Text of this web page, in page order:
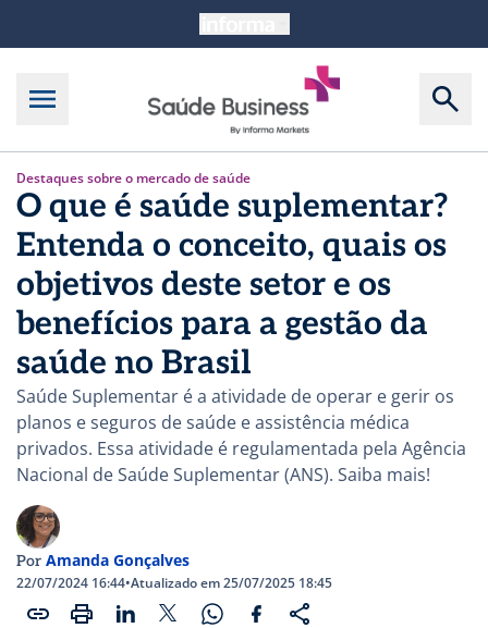
Destaques sobre o mercado de saúde
O que é saúde suplementar?
Entenda o conceito, quais os
objetivos deste setor e os
benefícios para a gestão da
saúde no Brasil
Saúde Suplementar é a atividade de operar e gerir os
planos e seguros de saúde e assistência médica
privados. Essa atividade é regulamentada pela Agência
Nacional de Saúde Suplementar (ANS). Saiba mais!
Por Amanda Gonçalves
22/07/2024 16:44•Atualizado em 25/07/2025 18:45